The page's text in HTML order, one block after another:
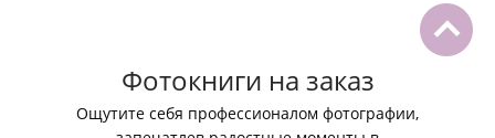
Фотокниги на заказ
Ощутите себя профессионалом фотографии,